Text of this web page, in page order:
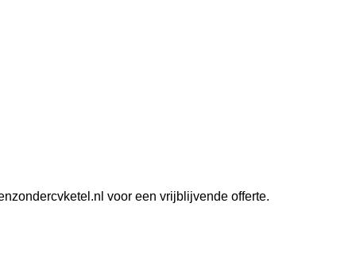
voor een vrijblijvende offerte.